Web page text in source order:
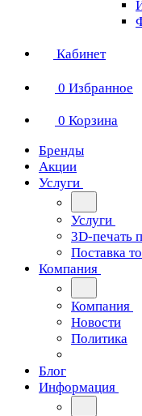
Кабинет
0 Избранное
0 Корзина
Бренды
Акции
Услуги
Услуги
3D-печать
Поставка
Компания
Компания
Новости
Политика
Блог
Информация